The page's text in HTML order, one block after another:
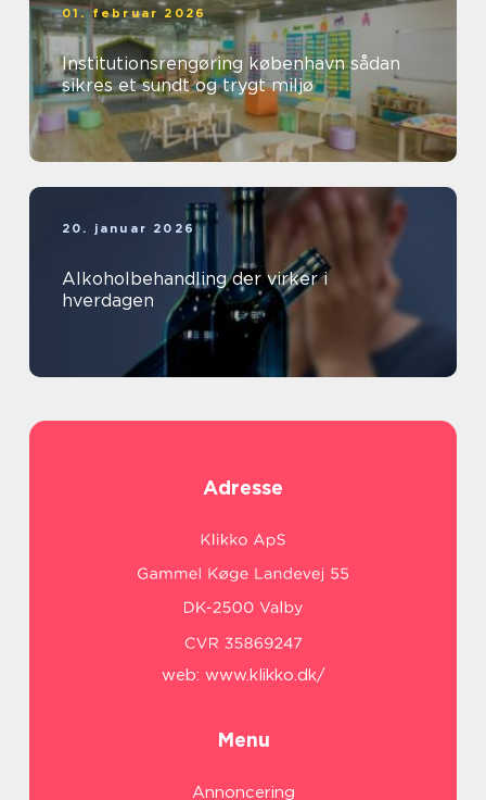
01. februar 2026
Institutionsrengøring københavn sådan
sikres et sundt og trygt miljø
20. januar 2026
Alkoholbehandling der virker i
hverdagen
Adresse
web: www.klikko.dk/
Menu
Annoncering